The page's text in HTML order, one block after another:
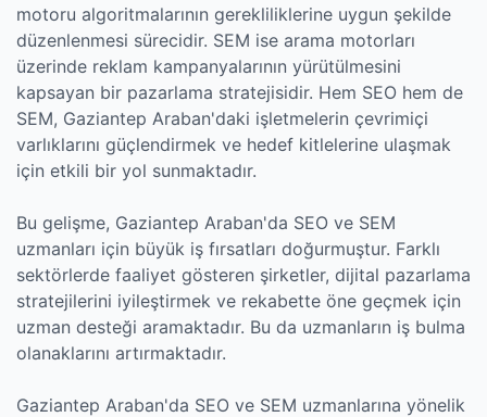
motoru algoritmalarının gerekliliklerine uygun şekilde
düzenlenmesi sürecidir. SEM ise arama motorları
üzerinde reklam kampanyalarının yürütülmesini
kapsayan bir pazarlama stratejisidir. Hem SEO hem de
SEM, Gaziantep Araban'daki işletmelerin çevrimiçi
varlıklarını güçlendirmek ve hedef kitlelerine ulaşmak
için etkili bir yol sunmaktadır.
Bu gelişme, Gaziantep Araban'da SEO ve SEM
uzmanları için büyük iş fırsatları doğurmuştur. Farklı
sektörlerde faaliyet gösteren şirketler, dijital pazarlama
stratejilerini iyileştirmek ve rekabette öne geçmek için
uzman desteği aramaktadır. Bu da uzmanların iş bulma
olanaklarını artırmaktadır.
Gaziantep Araban'da SEO ve SEM uzmanlarına yönelik